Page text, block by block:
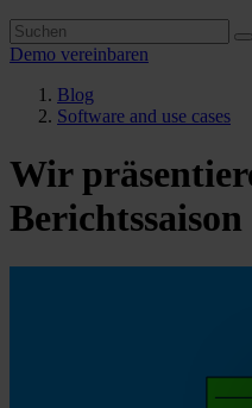
Demo vereinbaren
Blog
Software and use cases
Wir
Berichtssaison